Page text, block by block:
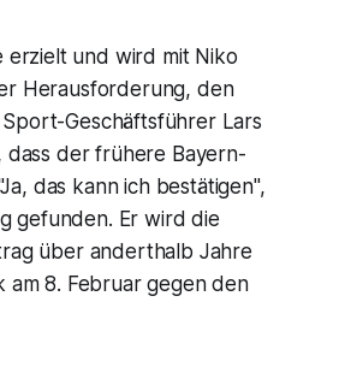
erzielt und wird mit Niko
Herausforderung, den
Geschäftsführer Lars
dass der frühere Bayern-
das kann ich bestätigen",
gefunden. Er wird die
über anderthalb Jahre
8. Februar gegen den